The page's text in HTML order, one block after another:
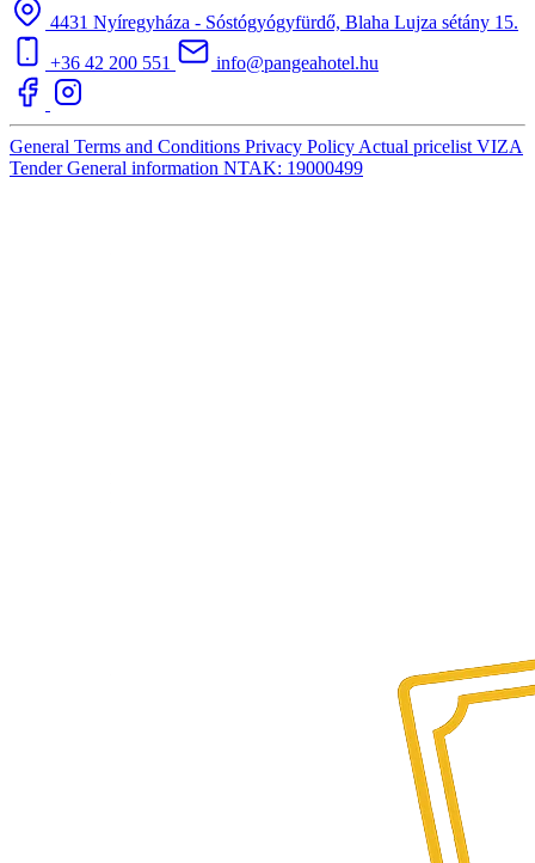
4431 Nyíregyháza - Sóstógyógyfürdő, Blaha Lujza sétány 15.
+36 42 200 551
info@pangeahotel.hu
General Terms and Conditions Privacy Policy Actual pricelist VIZA
TenderGeneral information NTAK: 19000499